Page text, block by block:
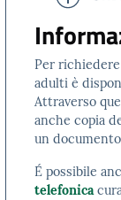
Per
adulti è
Attraverso
anche copia
un
É possibile
telefonica